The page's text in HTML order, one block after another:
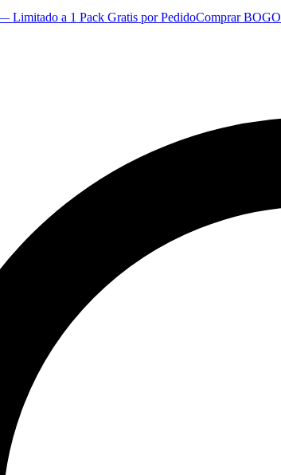
Limitado a 1 Pack Gratis por PedidoComprar BOGO